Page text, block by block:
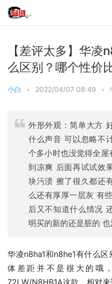
【差评太多】华凌
么区别？哪个性价
小白 • 2022/04/07 08:49 •
外形外观：简单大方
什么声音 可以忽略不
个多小时也没觉得全
到凉爽 后面再试试效
块污渍 擦了很久都还
么还有厚厚一层灰 有
后又不知道什么情况
明买的新的还是脏的
华凌n8ha1和n8he1有什么
体差距并不是很大的哦